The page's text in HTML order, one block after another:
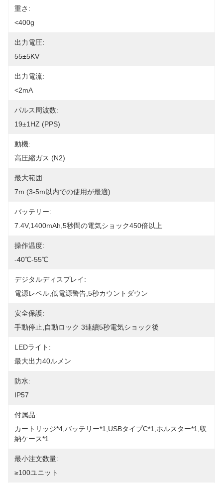
重さ:
<400g
出力電圧:
55±5KV
出力電流:
<2mA
パルス周波数:
19±1HZ (PPS)
動機:
高圧縮ガス (N2)
最大範囲:
7m (3-5m以内での使用が最適)
バッテリー:
7.4V,1400mAh,5秒間の電気ショック450倍以上
操作温度:
-40℃-55℃
デジタルディスプレイ:
電源レベル,低電源警告,5秒カウントダウン
安全保護:
手動停止,自動ロック 3連續5秒電気ショック後
LEDライト:
最大出力40ルメン
防水:
IP57
付属品:
カートリッジ*4,バッテリー*1,USBタイプC*1,ホルスター*1,収
納ケース*1
最小注文数量:
≥100ユニット